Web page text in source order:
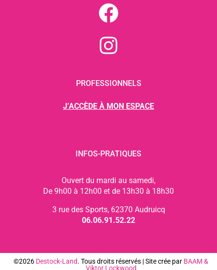
PROFESSIONNELS
J’ACCÈDE À MON ESPACE
INFOS-PRATIQUES
Ouvert du mardi au samedi,
De 9h00 à 12h00 et de 13h30 à 18h30
3 rue des Sports, 62370 Audruicq
06.06.91.52.22
©2026 Destock-Land. Tous droits réservés | Site crée par BAAM &
Viktor Lockwood